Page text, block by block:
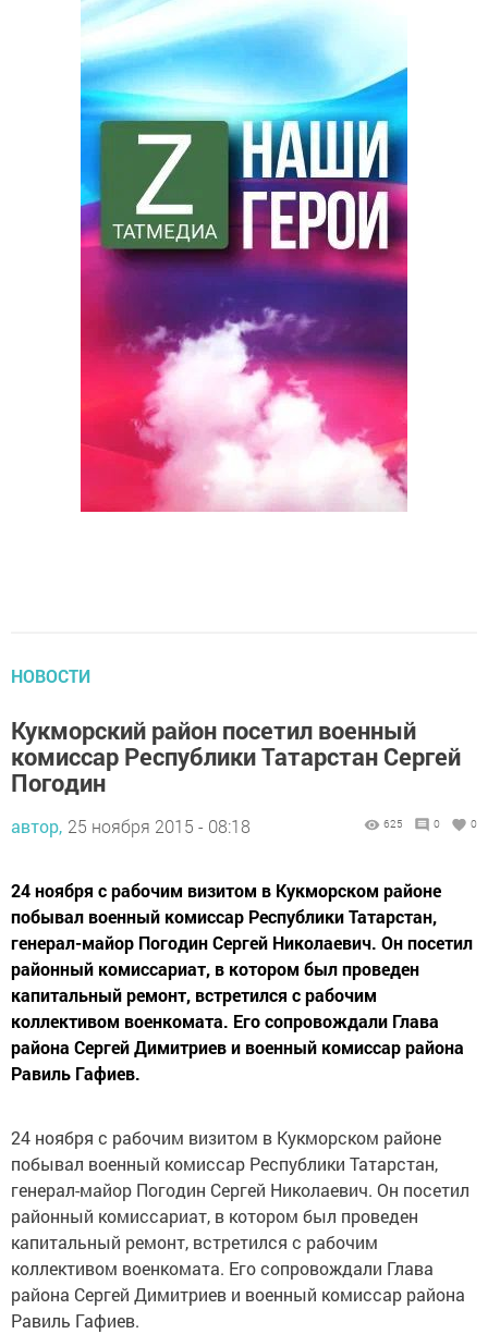
НОВОСТИ
Кукморский район посетил военный
комиссар Республики Татарстан Сергей
Погодин
автор, 25 ноября 2015 - 08:18 625 0 0
24 ноября с рабочим визитом в Кукморском районе
побывал военный комиссар Республики Татарстан,
генерал-майор Погодин Сергей Николаевич. Он посетил
районный комиссариат, в котором был проведен
капитальный ремонт, встретился с рабочим
коллективом военкомата. Его сопровождали Глава
района Сергей Димитриев и военный комиссар района
Равиль Гафиев.
24 ноября с рабочим визитом в Кукморском районе
побывал военный комиссар Республики Татарстан,
генерал-майор Погодин Сергей Николаевич. Он посетил
районный комиссариат, в котором был проведен
капитальный ремонт, встретился с рабочим
коллективом военкомата. Его сопровождали Глава
района Сергей Димитриев и военный комиссар района
Равиль Гафиев.